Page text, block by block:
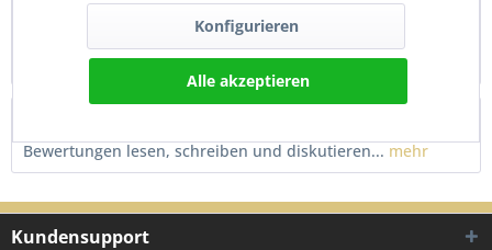
Beschreibung
Rückspiegel Set für Suzuki UH Burgman 125 150 200 und
Yamaha YBR 125 – E-geprüft Dieses...mehr
Bewertungen lesen, schreiben und diskutieren... mehr
Kundensupport
Konfigurieren
Alle akzeptieren